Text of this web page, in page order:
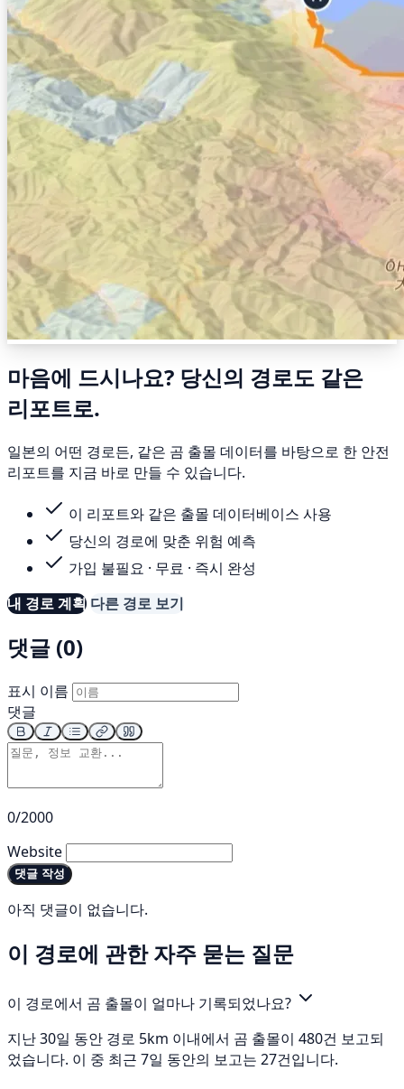
마음에 드시나요? 당신의 경로도 같은
리포트로.
일본의 어떤 경로든, 같은 곰 출몰 데이터를 바탕으로 한 안전
리포트를 지금 바로 만들 수 있습니다.
이 리포트와 같은 출몰 데이터베이스 사용
당신의 경로에 맞춘 위험 예측
가입 불필요 · 무료 · 즉시 완성
내 경로 계획 다른 경로 보기
댓글 (0)
표시 이름
댓글
0/2000
Website
댓글 작성
아직 댓글이 없습니다.
이 경로에 관한 자주 묻는 질문
이 경로에서 곰 출몰이 얼마나 기록되었나요?
지난 30일 동안 경로 5km 이내에서 곰 출몰이 480건 보고되
었습니다. 이 중 최근 7일 동안의 보고는 27건입니다.